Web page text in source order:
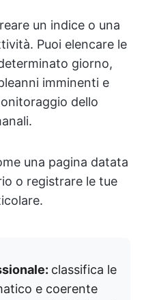
un indice o una
Puoi elencare le
giorno,
imminenti e
dello
una pagina datata
o registrare le tue
classifica le
e coerente